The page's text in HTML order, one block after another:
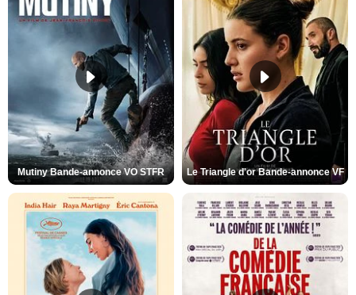
Mutiny Bande-annonce VO STFR Le Triangle d'or Bande-annonce VF